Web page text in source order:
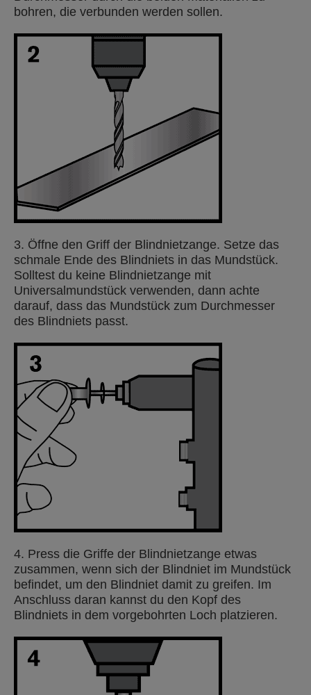
bohren, die verbunden werden sollen.
3. Öffne den Griff der Blindnietzange. Setze das
schmale Ende des Blindniets in das Mundstück.
Solltest du keine Blindnietzange mit
Universalmundstück verwenden, dann achte
darauf, dass das Mundstück zum Durchmesser
des Blindniets passt.
4. Press die Griffe der Blindnietzange etwas
zusammen, wenn sich der Blindniet im Mundstück
befindet, um den Blindniet damit zu greifen. Im
Anschluss daran kannst du den Kopf des
Blindniets in dem vorgebohrten Loch platzieren.